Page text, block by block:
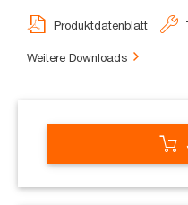
Produktdatenblatt
Weitere Downloads